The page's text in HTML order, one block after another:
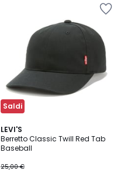
Saldi
LEVI'S
Berretto Classic Twill Red Tab
Baseball
25,00 €
4,7
/ 5